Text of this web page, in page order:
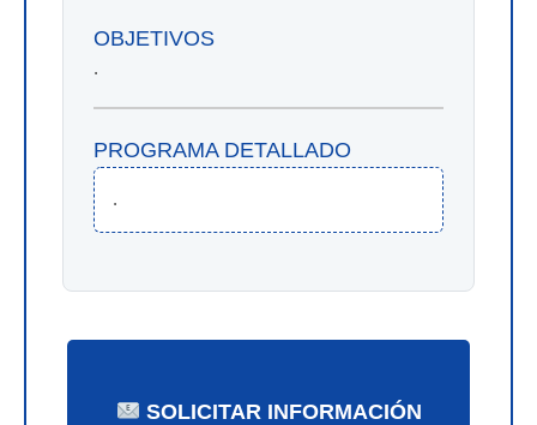
OBJETIVOS
.
PROGRAMA DETALLADO
.
SOLICITAR INFORMACIÓN